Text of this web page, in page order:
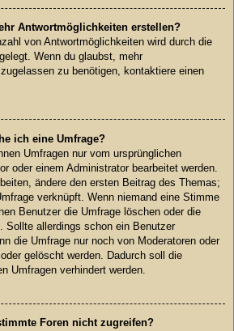
Antwortmöglichkeiten erstellen?
von Antwortmöglichkeiten wird durch die
Wenn du glaubst, mehr
zu benötigen, kontaktiere einen
ich eine Umfrage?
Umfragen nur vom ursprünglichen
oder einem Administrator bearbeitet werden.
ändere den ersten Beitrag des Themas;
verknüpft. Wenn niemand eine Stimme
Benutzer die Umfrage löschen oder die
Sollte allerdings schon ein Benutzer
die Umfrage nur noch von Moderatoren oder
gelöscht werden. Dadurch soll die
Umfragen verhindert werden.
Foren nicht zugreifen?